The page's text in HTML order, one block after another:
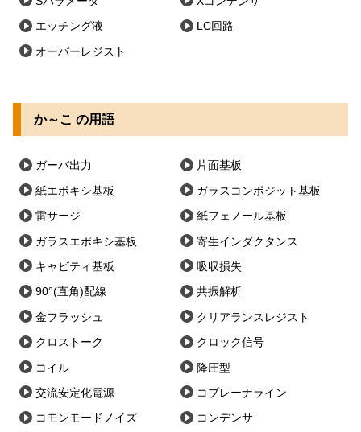
エッチング液 LC回路
オーバーレジスト
か～こ の用語
ガーバ出力 片面基板
紙エポキシ基板 ガラスコンポジット基板
雷サージ 紙フェノール基板
ガラスエポキシ基板 寄生インダクタンス
キャビティ基板 吸収損失
90°(直角)配線 共振解析
金フラッシュ クリアランスレジスト
クロストーク クロック信号
コイル 降圧型
交流安定化電源 コプレーナライン
コモンモードノイズ コンデンサ